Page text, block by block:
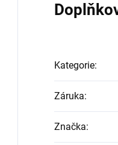
Kategorie:
Záruka:
Značka: